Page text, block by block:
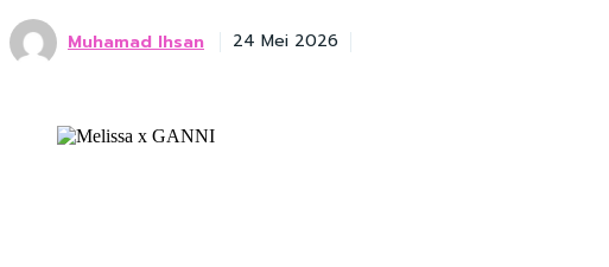
Muhamad Ihsan 24 Mei 2026